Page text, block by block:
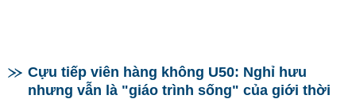
Cựu tiếp viên hàng không U50: Nghỉ hưu
nhưng vẫn là "giáo trình sống" của giới thời